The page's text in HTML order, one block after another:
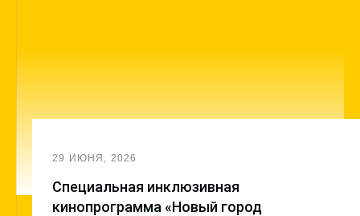
29 ИЮНЯ, 2026
Cпециальная инклюзивная
кинопрограмма «Новый город